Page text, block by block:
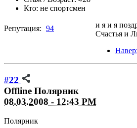
Кто: не спортсмен
Репутация: 94
и я и я
Счастья и
#22
Offline Полярник
08.03.2008 - 12:43 PM
Полярник